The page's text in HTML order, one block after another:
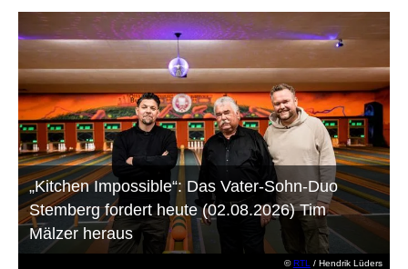
©RTL / Hendrik Lüders
„Kitchen Impossible“: Das Vater-Sohn-Duo
Stemberg fordert heute (02.08.2026) Tim
Mälzer heraus